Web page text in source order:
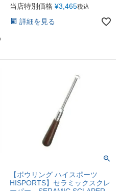
当店特別価格 ¥3,465税込
詳細を見る
【ボウリング ハイスポーツ
HISPORTS】セラミックスクレ